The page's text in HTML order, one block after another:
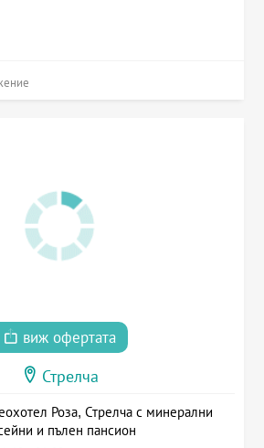
виж офертата
Стрелча
Роза, Стрелча с минерални
и пълен пансион